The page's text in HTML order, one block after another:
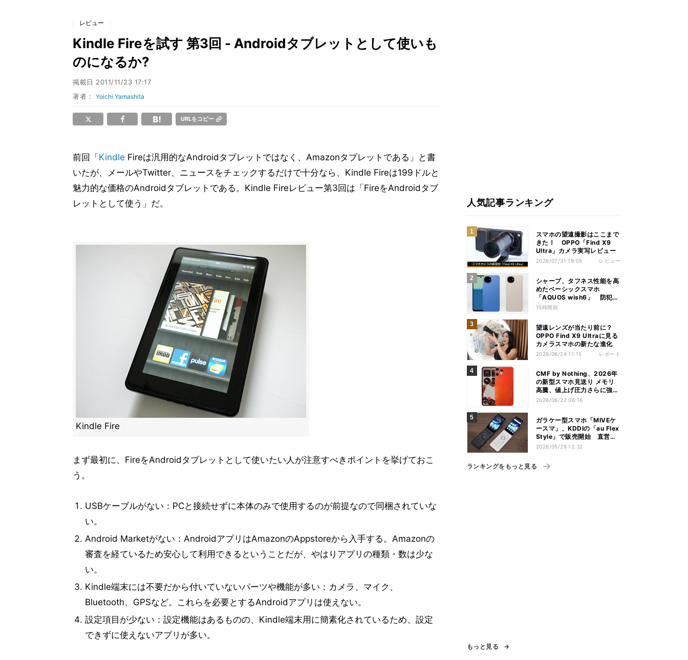
レビュー
Kindle Fireを試す 第3回 - Androidタブレットとして使いも
のになるか?
掲載日 2011/11/23 17:17
著者：Yoichi Yamashita
URLをコピー
前回「 Kindle Fireは汎用的なAndroidタブレットではなく、Amazonタブレットである」と書
いたが、メールやTwitter、ニュースをチェックするだけで十分なら、Kindle Fireは199ドルと
魅力的な価格のAndroidタブレットである。Kindle Fireレビュー第3回は「FireをAndroidタブ
レットとして使う」だ。
Kindle Fire
まず最初に、FireをAndroidタブレットとして使いたい人が注意すべきポイントを挙げておこ
う。
USBケーブルがない：PCと接続せずに本体のみで使用するのが前提なので同梱されていな
い。
Android Marketがない：AndroidアプリはAmazonのAppstoreから入手する。Amazonの
審査を経ているため安心して利用できるということだが、やはりアプリの種類・数は少な
い。
Kindle端末には不要だから付いていないパーツや機能が多い：カメラ、マイク、
Bluetooth、GPSなど。これらを必要とするAndroidアプリは使えない。
設定項目が少ない：設定機能はあるものの、Kindle端末用に簡素化されているため、設定
できずに使えないアプリが多い。
人気記事ランキング
スマホの望遠撮影はここまで
きた！ OPPO「Find X9
Ultra」カメラ実写レビュー
2026/07/31 19:05 レビュー
シャープ、タフネス性能を高
めたベーシックスマホ
「AQUOS wish6」 防犯性
能も充実
15時間前
望遠レンズが当たり前に？
OPPO Find X9 Ultraに見る
カメラスマホの新たな進化
2026/06/24 11:15 レポート
CMF by Nothing、2026年
の新型スマホ見送り メモリ
高騰、値上げ圧力さらに強ま
ると予測
2026/06/22 06:16
ガラケー型スマホ「MIVEケ
ースマ」、KDDIの「au Flex
Style」で販売開始 直営店
では実機の展示も
2026/05/29 12:32
ランキングをもっと見る
もっと見る